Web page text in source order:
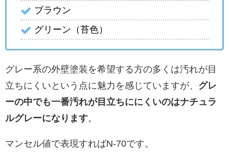
ブラウン
グリーン（苔色）
グレー系の外壁塗装を希望する方の多くは汚れが目
立ちにくいという点に魅力を感じていますが、 グレ
ーの中でも一番汚れが目立ちににくいのはナチュラ
ルグレーになります。
マンセル値で表現すればN-70です。